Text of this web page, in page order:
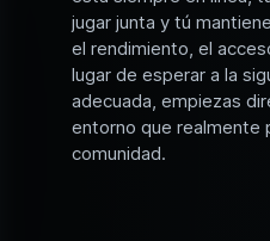
jugar junta y tú
el rendimiento, el
lugar de esperar a la
adecuada, empiezas
entorno que realmente
comunidad.